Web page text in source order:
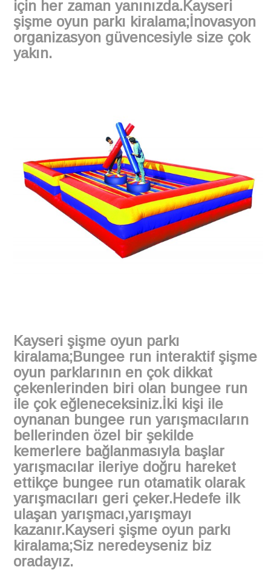
için her zaman yanınızda.Kayseri
şişme oyun parkı kiralama;İnovasyon
organizasyon güvencesiyle size çok
yakın.
Kayseri şişme oyun parkı
kiralama;Bungee run interaktif şişme
oyun parklarının en çok dikkat
çekenlerinden biri olan bungee run
ile çok eğleneceksiniz.İki kişi ile
oynanan bungee run yarışmacıların
bellerinden özel bir şekilde
kemerlere bağlanmasıyla başlar
yarışmacılar ileriye doğru hareket
ettikçe bungee run otamatik olarak
yarışmacıları geri çeker.Hedefe ilk
ulaşan yarışmacı,yarışmayı
kazanır.Kayseri şişme oyun parkı
kiralama;Siz neredeyseniz biz
oradayız.